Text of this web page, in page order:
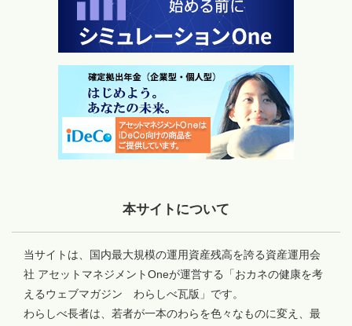
本サイトについて
当サイトは、国内最大規模の運用資産残高を誇る資産運用会
社 アセットマネジメントOneが運営する「おカネの健康を考
えるウェブマガジン わらしべ瓦版」です。
わらしべ長者は、若者が一本のわらを色々なものに変え、最